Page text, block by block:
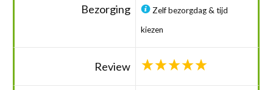
Bezorging
Zelf bezorgdag & tijd
kiezen
Review